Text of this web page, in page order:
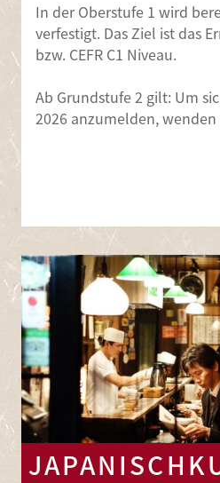
In der Oberstufe 1 wird
verfestigt. Das Ziel ist das
bzw. CEFR C1 Niveau.
Ab Grundstufe 2 gilt: Um
2026 anzumelden,